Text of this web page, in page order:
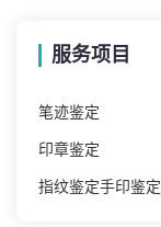
服务项目
笔迹鉴定
印章鉴定
指纹鉴定手印鉴定